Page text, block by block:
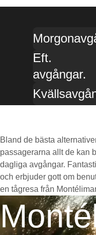
Eft.
avgångar.
Bland de bästa
passagerarna allt de kan
dagliga avgångar.
och erbjuder gott om
en tågresa från